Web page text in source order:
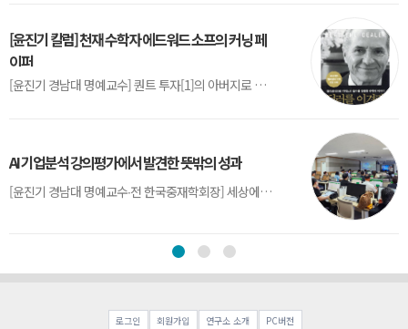
[윤진기 칼럼] 천재 수학자 에드워드 소프의 커닝 페
이퍼
[윤진기 경남대 명예교수] 퀀트 투자[1]의 아버지로 불리는 에드워드 소프(Edward O. Thorp)는 수학계에서 천재로 알려진 인물이다. 그는 수학자이지만, 투자 업계에도 여러 가지 흥미로운 일화를 남겼다.수학을 이용하여 카지노를 이길 수 있는지가 궁금했던 그는 동료 교수가 소개해 준 블랙잭(Blackjack) 전략의 핵심을 손바닥 크기의 종이에 요...
AI 기업분석 강의평가에서 발견한 뜻밖의 성과
[윤진기 경남대 명예교수∙전 한국중재학회장] 세상에는 우연처럼 보이지만 인류의 진보를 이끌어낸 사건들이 있다. 영국의 알렉산더 플레밍(Alexander Fleming)이 곰팡이 핀 페트리 접시(Petri dish)를 버리지 않고[1] 관찰해 페니실린을 발견한 것은 그 대표적 사례다. 무심히 지나쳤다면 결코 없었을 혁신이었다.지난 7월 5일, 필자가 개발한 기업...
로그인 회원가입 연구소 소개 PC버전